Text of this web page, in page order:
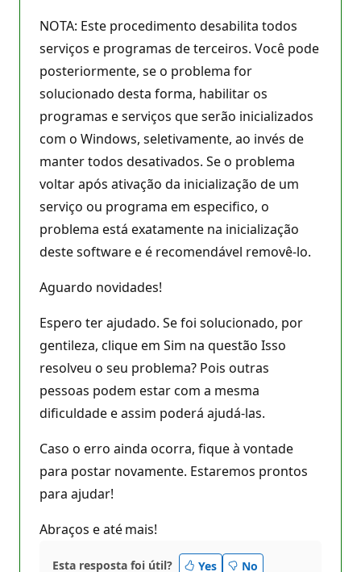
NOTA: Este procedimento desabilita todos
serviços e programas de terceiros. Você pode
posteriormente, se o problema for
solucionado desta forma, habilitar os
programas e serviços que serão inicializados
com o Windows, seletivamente, ao invés de
manter todos desativados. Se o problema
voltar após ativação da inicialização de um
serviço ou programa em especifico, o
problema está exatamente na inicialização
deste software e é recomendável removê-lo.
Aguardo novidades!
Espero ter ajudado. Se foi solucionado, por
gentileza, clique em Sim na questão Isso
resolveu o seu problema? Pois outras
pessoas podem estar com a mesma
dificuldade e assim poderá ajudá-las.
Caso o erro ainda ocorra, fique à vontade
para postar novamente. Estaremos prontos
para ajudar!
Abraços e até mais!
Esta resposta foi útil? Yes
No